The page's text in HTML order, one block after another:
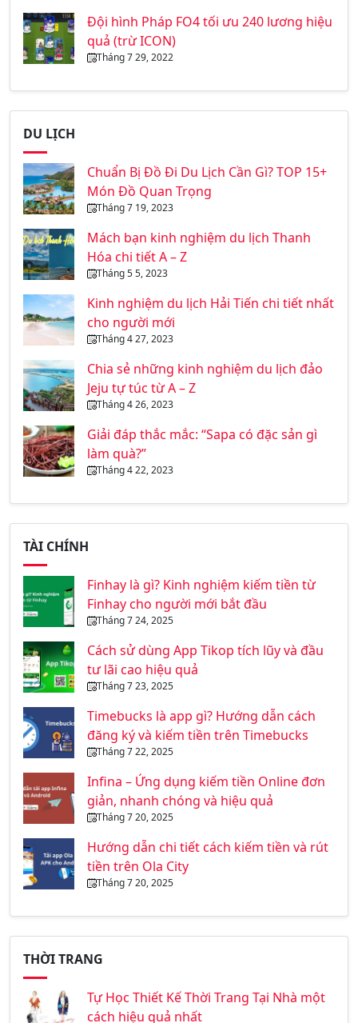
Đội hình Pháp FO4 tối ưu 240 lương hiệu
quả (trừ ICON)
Tháng 7 29, 2022
DU LỊCH
Chuẩn Bị Đồ Đi Du Lịch Cần Gì? TOP 15+
Món Đồ Quan Trọng
Tháng 7 19, 2023
Mách bạn kinh nghiệm du lịch Thanh
Hóa chi tiết A – Z
Tháng 5 5, 2023
Kinh nghiệm du lịch Hải Tiến chi tiết nhất
cho người mới
Tháng 4 27, 2023
Chia sẻ những kinh nghiệm du lịch đảo
Jeju tự túc từ A – Z
Tháng 4 26, 2023
Giải đáp thắc mắc: “Sapa có đặc sản gì
làm quà?”
Tháng 4 22, 2023
TÀI CHÍNH
Finhay là gì? Kinh nghiệm kiếm tiền từ
Finhay cho người mới bắt đầu
Tháng 7 24, 2025
Cách sử dùng App Tikop tích lũy và đầu
tư lãi cao hiệu quả
Tháng 7 23, 2025
Timebucks là app gì? Hướng dẫn cách
đăng ký và kiếm tiền trên Timebucks
Tháng 7 22, 2025
Infina – Ứng dụng kiếm tiền Online đơn
giản, nhanh chóng và hiệu quả
Tháng 7 20, 2025
Hướng dẫn chi tiết cách kiếm tiền và rút
tiền trên Ola City
Tháng 7 20, 2025
THỜI TRANG
Tự Học Thiết Kế Thời Trang Tại Nhà một
cách hiệu quả nhất